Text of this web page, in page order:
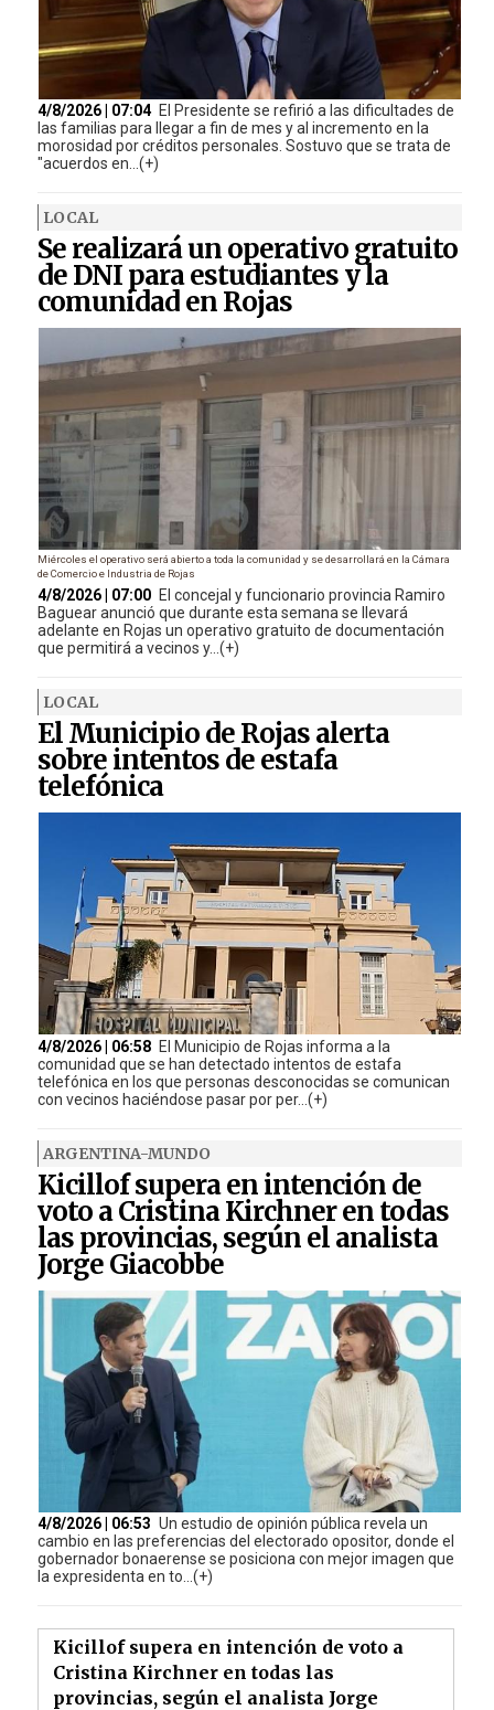
4/8/2026 | 07:04 El Presidente se refirió a las dificultades de
las familias para llegar a fin de mes y al incremento en la
morosidad por créditos personales. Sostuvo que se trata de
"acuerdos en...(+)
LOCAL
Se realizará un operativo gratuito
de DNI para estudiantes y la
comunidad en Rojas
Miércoles el operativo será abierto a toda la comunidad y se desarrollará en la Cámara
de Comercio e Industria de Rojas
4/8/2026 | 07:00 El concejal y funcionario provincia Ramiro
Baguear anunció que durante esta semana se llevará
adelante en Rojas un operativo gratuito de documentación
que permitirá a vecinos y...(+)
LOCAL
El Municipio de Rojas alerta
sobre intentos de estafa
telefónica
4/8/2026 | 06:58 El Municipio de Rojas informa a la
comunidad que se han detectado intentos de estafa
telefónica en los que personas desconocidas se comunican
con vecinos haciéndose pasar por per...(+)
ARGENTINA-MUNDO
Kicillof supera en intención de
voto a Cristina Kirchner en todas
las provincias, según el analista
Jorge Giacobbe
4/8/2026 | 06:53 Un estudio de opinión pública revela un
cambio en las preferencias del electorado opositor, donde el
gobernador bonaerense se posiciona con mejor imagen que
la expresidenta en to...(+)
Kicillof supera en intención de voto a
Cristina Kirchner en todas las
provincias, según el analista Jorge